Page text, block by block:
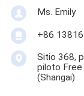
Ms. Emily
+86
Sitio 368,
piloto Free
(Shangai)